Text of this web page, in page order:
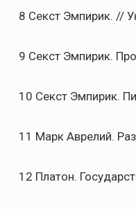
8 Секст Эмпирик. //
9 Секст Эмпирик.
10 Секст Эмпирик.
11 Марк Аврелий.
12 Платон.